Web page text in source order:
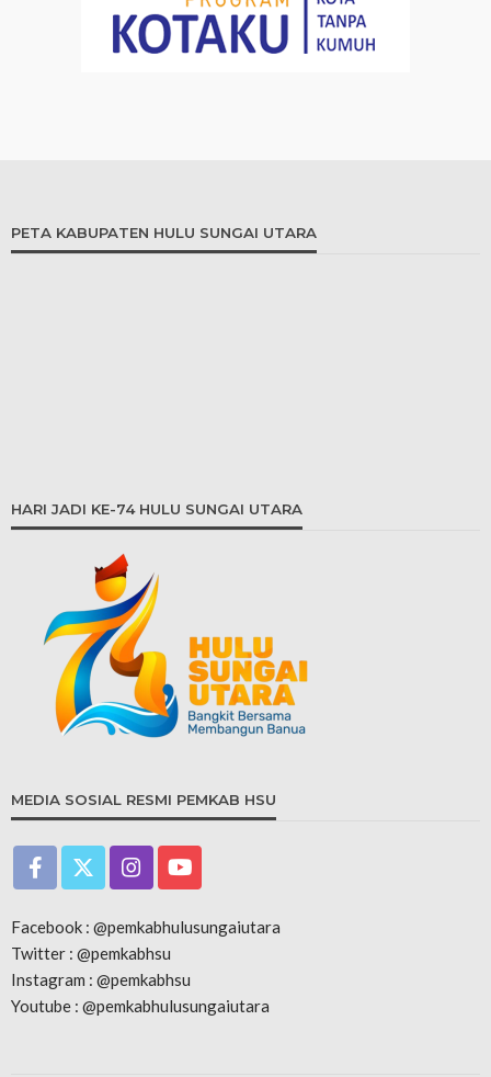
PETA KABUPATEN HULU SUNGAI UTARA
HARI JADI KE-74 HULU SUNGAI UTARA
MEDIA SOSIAL RESMI PEMKAB HSU
Facebook : @pemkabhulusungaiutara
Twitter : @pemkabhsu
Instagram : @pemkabhsu
Youtube : @pemkabhulusungaiutara